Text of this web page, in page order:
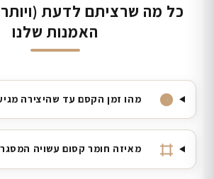
כל מה שרציתם לדעת
האמנות שלנו
מהו זמן הקסם עד שהיצירה
מאיזה חומר קסום עשויה